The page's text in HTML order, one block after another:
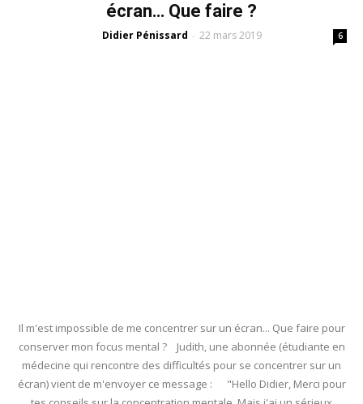
écran… Que faire ?
Didier Pénissard - 22 mars 2019 6
Il m'est impossible de me concentrer sur un écran... Que faire pour
conserver mon focus mental ? Judith, une abonnée (étudiante en
médecine qui rencontre des difficultés pour se concentrer sur un
écran) vient de m'envoyer ce message : "Hello Didier, Merci pour